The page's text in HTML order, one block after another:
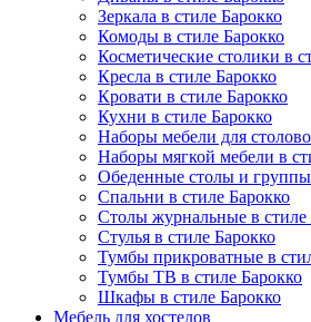
Зеркала в стиле Барокко
Комоды в стиле Барокко
Косметические столики в
Кресла в стиле Барокко
Кровати в стиле Барокко
Кухни в стиле Барокко
Наборы мебели для
Наборы мягкой мебели в
Обеденные столы и группы
Спальни в стиле Барокко
Столы журнальные в стиле
Стулья в стиле Барокко
Тумбы прикроватные в
Тумбы ТВ в стиле Барокко
Шкафы в стиле Барокко
Мебель для хостелов